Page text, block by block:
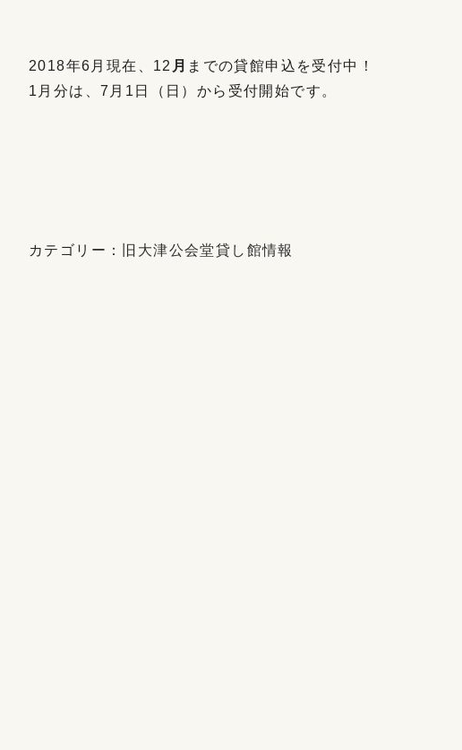
2018年6月現在、12 月 までの貸館申込を受付中！
1月分は、7月1日（日）から受付開始です。
カテゴリー： 旧大津公会堂貸し館情報